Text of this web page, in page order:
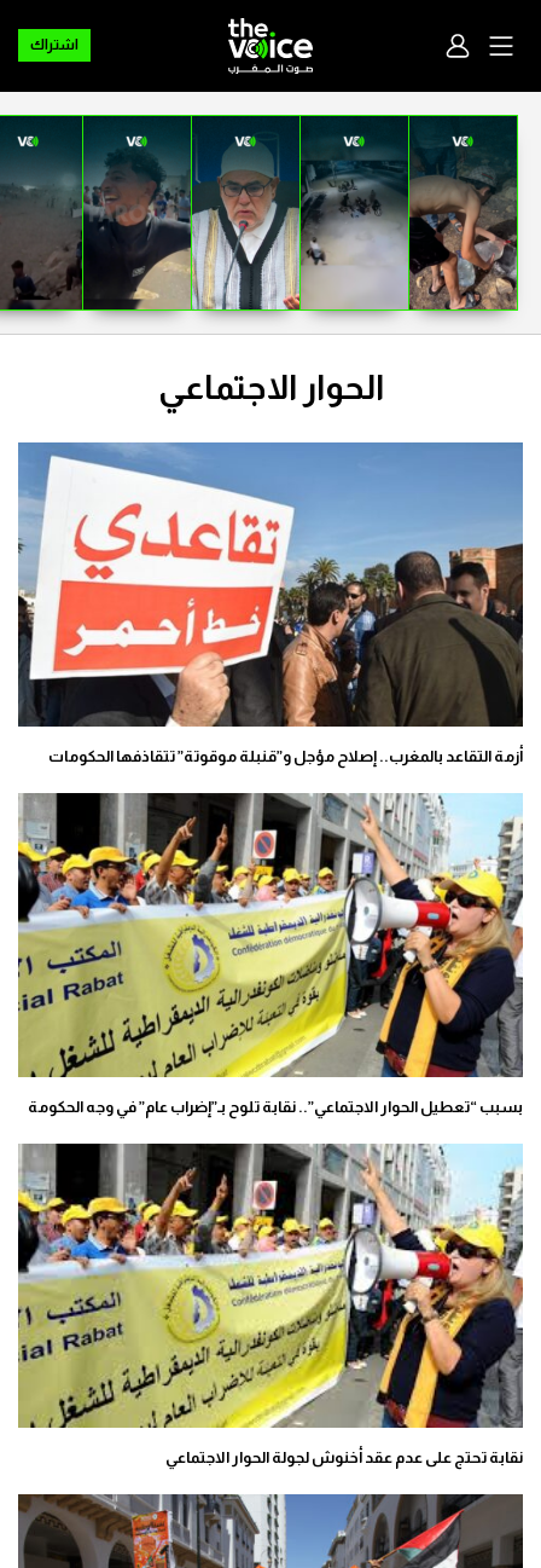
اشتراك
الحوار الاجتماعي
أزمة التقاعد بالمغرب.. إصلاح مؤجل و”قنبلة موقوتة” تتقاذفها الحكومات
بسبب “تعطيل الحوار الاجتماعي”.. نقابة تلوح بـ”إضراب عام” في وجه الحكومة
نقابة تحتج على عدم عقد أخنوش لجولة الحوار الاجتماعي